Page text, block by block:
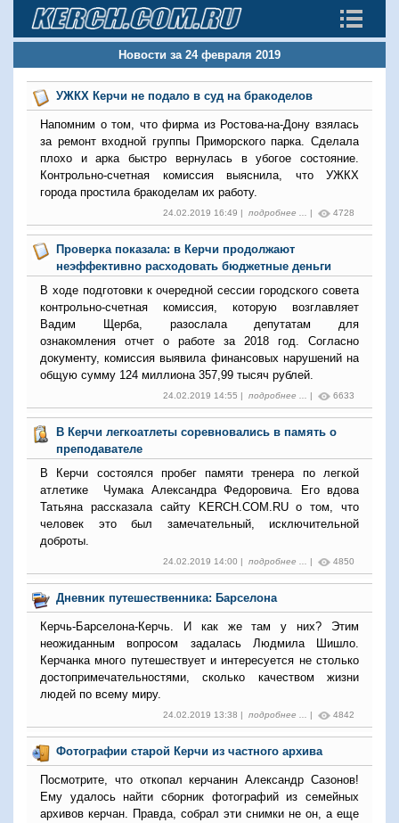
Новости за 24 февраля 2019
УЖКХ Керчи не подало в суд на бракоделов
Напомним о том, что фирма из Ростова-на-Дону взялась
за ремонт входной группы Приморского парка. Сделала
плохо и арка быстро вернулась в убогое состояние.
Контрольно-счетная комиссия выяснила, что УЖКХ
города простила бракоделам их работу.
24.02.2019 16:49 | подробнее ... | 4728
Проверка показала: в Керчи продолжают
неэффективно расходовать бюджетные деньги
В ходе подготовки к очередной сессии городского совета
контрольно-счетная комиссия, которую возглавляет
Вадим Щерба, разослала депутатам для
ознакомления отчет о работе за 2018 год. Согласно
документу, комиссия выявила финансовых нарушений на
общую сумму 124 миллиона 357,99 тысяч рублей.
24.02.2019 14:55 | подробнее ... | 6633
В Керчи легкоатлеты соревновались в память о
преподавателе
В Керчи состоялся пробег памяти тренера по легкой
атлетике Чумака Александра Федоровича. Его вдова
Татьяна рассказала сайту KERCH.COM.RU о том, что
человек это был замечательный, исключительной
доброты.
24.02.2019 14:00 | подробнее ... | 4850
Дневник путешественника: Барселона
Керчь-Барселона-Керчь. И как же там у них? Этим
неожиданным вопросом задалась Людмила Шишло.
Керчанка много путешествует и интересуется не столько
достопримечательностями, сколько качеством жизни
людей по всему миру.
24.02.2019 13:38 | подробнее ... | 4842
Фотографии старой Керчи из частного архива
Посмотрите, что откопал керчанин Александр Сазонов!
Ему удалось найти сборник фотографий из семейных
архивов керчан. Правда, собрал эти снимки не он, а еще